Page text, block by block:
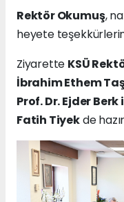
Rektör Okumuş,
heyete
Ziyarette KSÜ
İbrahim Ethem
Prof. Dr. Ejder
Fatih Tiyekde